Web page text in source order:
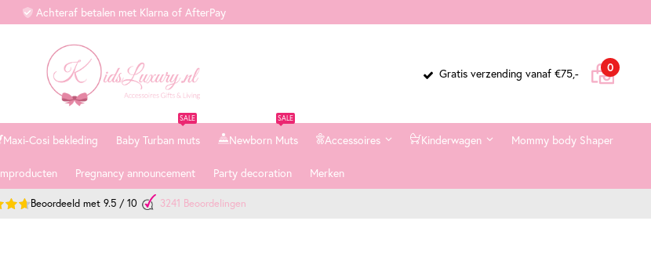
Achteraf betalen met Klarna of AfterPay
Cart
0items
Gratis verzending vanaf €75,-
Maxi-Cosi bekleding Baby Turban muts
SALE
Newborn Muts
SALE
Accessoires Kinderwagen Mommy body Shaper
Pregnancy announcement Party decoration Merken
Beoordeeld met 9.5/10 3241 Beoordelingen